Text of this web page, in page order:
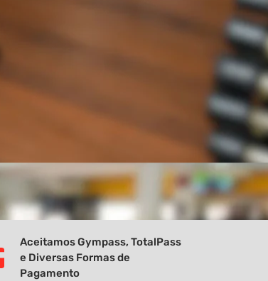
Aceitamos Gympass, TotalPass
e Diversas Formas de
Pagamento